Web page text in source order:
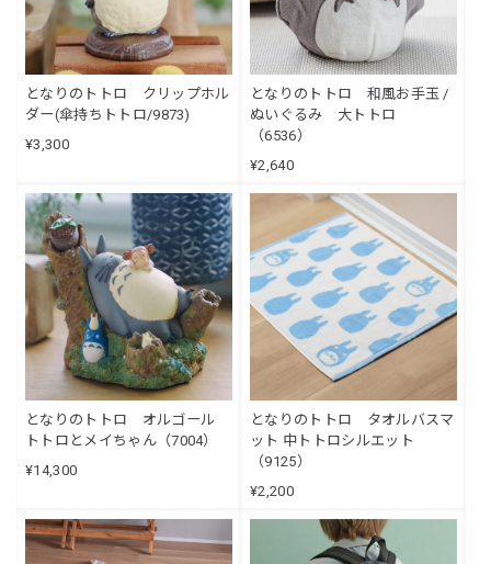
となりのトトロ クリップホル
ダー(傘持ちトトロ/9873)
¥3,300
となりのトトロ 和風お手玉 /
ぬいぐるみ 大トトロ
（6536）
¥2,640
となりのトトロ オルゴール
トトロとメイちゃん（7004）
¥14,300
となりのトトロ タオルバスマ
ット 中トトロシルエット
（9125）
¥2,200